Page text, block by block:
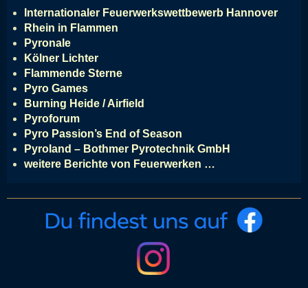
Internationaler Feuerwerkswettbewerb Hannover
Rhein in Flammen
Pyronale
Kölner Lichter
Flammende Sterne
Pyro Games
Burning Heide / Airfield
Pyroforum
Pyro Passion’s End of Season
Pyroland – Bothmer Pyrotechnik GmbH
weitere Berichte von Feuerwerken …